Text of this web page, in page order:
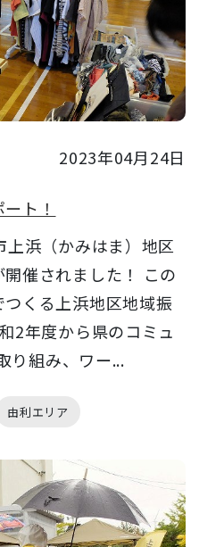
2023年04月24日
ト！
浜（かみはま）地区
催されました！ この
くる上浜地区地域振
2年度から県のコミュ
り組み、ワー...
由利エリア